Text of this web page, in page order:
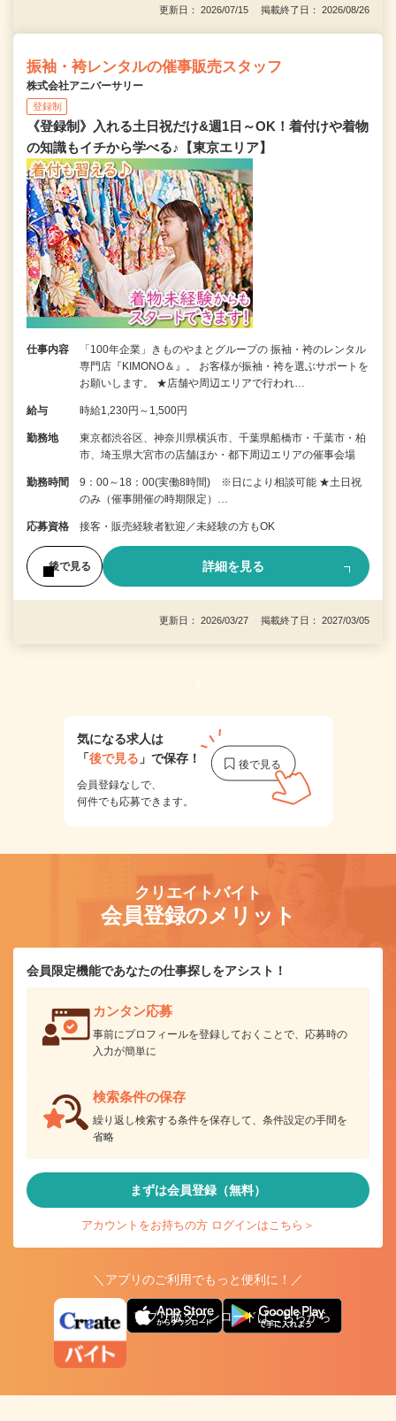
更新日： 2026/07/15 掲載終了日： 2026/08/26
振袖・袴レンタルの催事販売スタッフ
株式会社アニバーサリー
登録制
《登録制》入れる土日祝だけ&週1日～OK！着付けや着物
の知識もイチから学べる♪【東京エリア】
仕事内容
「100年企業」きものやまとグループの 振袖・袴のレンタル
専門店『KIMONO＆』。 お客様が振袖・袴を選ぶサポートを
お願いします。 ★店舗や周辺エリアで行われ…
給与 時給1,230円～1,500円
勤務地
東京都渋谷区、神奈川県横浜市、千葉県船橋市・千葉市・柏
市、埼玉県大宮市の店舗ほか・都下周辺エリアの催事会場
勤務時間
9：00～18：00(実働8時間) ※日により相談可能 ★土日祝
のみ（催事開催の時期限定）…
応募資格 接客・販売経験者歓迎／未経験の方もOK
後で見る 詳細を見る
更新日： 2026/03/27 掲載終了日： 2027/03/05
1
気になる求人は
「後で見る 」で保存！
会員登録なしで、
何件でも応募できます。
クリエイトバイト
会員登録のメリット
会員限定機能であなたの仕事探しをアシスト！
カンタン応募
事前にプロフィールを登録しておくことで、応募時の
入力が簡単に
検索条件の保存
繰り返し検索する条件を保存して、条件設定の手間を
省略
まずは会員登録（無料）
アカウントをお持ちの方 ログインはこちら＞
＼アプリのご利用でもっと便利に！／
アプリ版ダウンロードはこちらから